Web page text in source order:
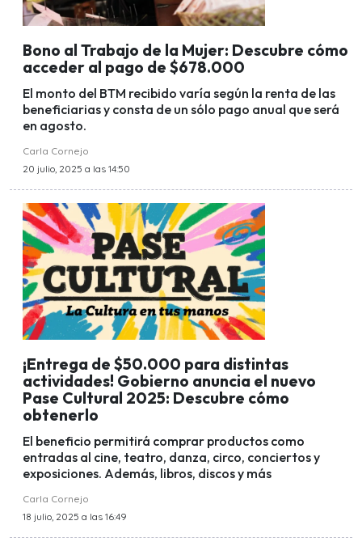
Bono al Trabajo de la Mujer: Descubre cómo
acceder al pago de $678.000
El monto del BTM recibido varía según la renta de las
beneficiarias y consta de un sólo pago anual que será
en agosto.
Carla Cornejo
20 julio, 2025 a las 14:50
¡Entrega de $50.000 para distintas
actividades! Gobierno anuncia el nuevo
Pase Cultural 2025: Descubre cómo
obtenerlo
El beneficio permitirá comprar productos como
entradas al cine, teatro, danza, circo, conciertos y
exposiciones. Además, libros, discos y más
Carla Cornejo
18 julio, 2025 a las 16:49